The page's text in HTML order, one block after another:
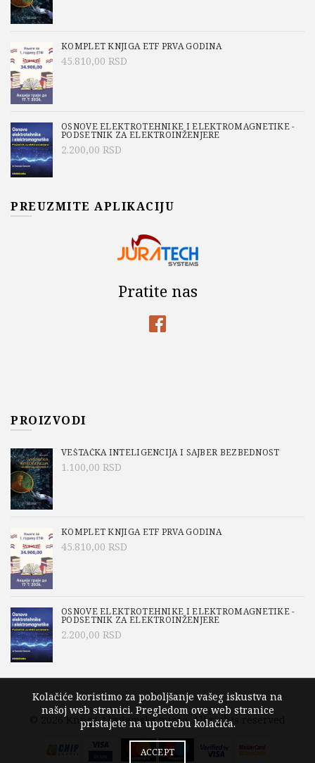
KOMPLET KNJIGA ETF PRVA GODINA
45.810,00 RSD
OSNOVE ELEKTROTEHNIKE I ELEKTROMAGNETIKE -
PODSETNIK ZA ELEKTROINŽENJERE
2.200,00 RSD
PREUZMITE APLIKACIJU
Pratite nas
PROIZVODI
VEŠTAČKA INTELIGENCIJA I SAJBER BEZBEDNOST
1.100,00 RSD
KOMPLET KNJIGA ETF PRVA GODINA
45.810,00 RSD
OSNOVE ELEKTROTEHNIKE I ELEKTROMAGNETIKE -
PODSETNIK ZA ELEKTROINŽENJERE
2.200,00 RSD
© 2026 Knjige Akademska misao. All rights reserved
Kolačiće koristimo za poboljšanje vašeg iskustva na
našoj web stranici. Pregledom ove web stranice
pristajete na upotrebu kolačića.
ACCEPT